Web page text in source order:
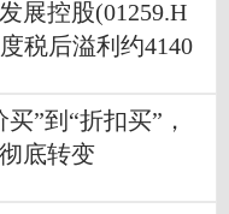
展控股(01259.H
税后溢利约4140
”到“折扣买”，
底转变